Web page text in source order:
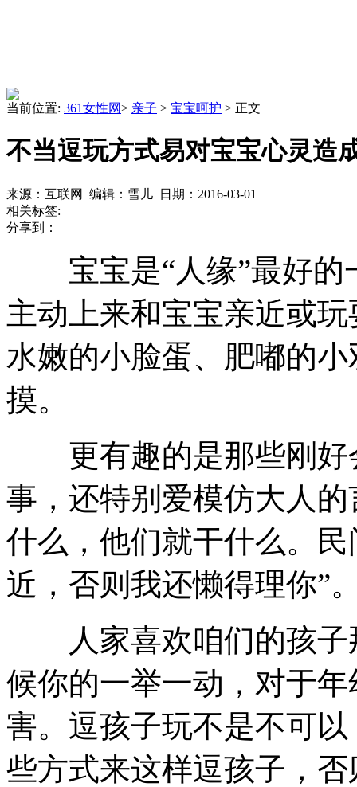
当前位置: 361女性网> 亲子 > 宝宝呵护 > 正文
不当逗玩方式易对宝宝心灵造
来源：互联网 编辑：雪儿 日期：2016-03-01
相关标签:
分享到：
宝宝是“人缘”最好的
主动上来和宝宝亲近或
水嫩的小脸蛋、肥嘟的
摸。
更有趣的是那些刚好
事，还特别爱模仿大人
什么，他们就干什么。
近，否则我还懒得理你”
人家喜欢咱们的孩子
候你的一举一动，对于
害。逗孩子玩不是不可
些方式来这样逗孩子，